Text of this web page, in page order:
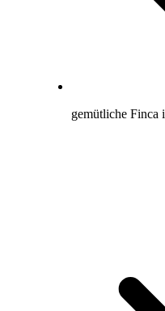
gemütliche Finca